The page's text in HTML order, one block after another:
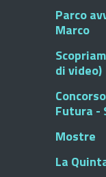
Parco
Marco
di video)
Futura -
Mostre
La